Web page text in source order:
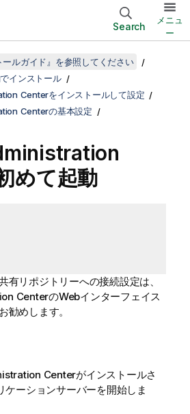
Search
メニュ
ー
ールガイド』を参照してください
インストール
Centerをインストールして設定
Centerの基本設定
めて起動
有リポジトリーへの接続設定は、
CenterのWebインターフェイス
勧めします。
Centerがインストールさ
ケーションサーバーを開始しま